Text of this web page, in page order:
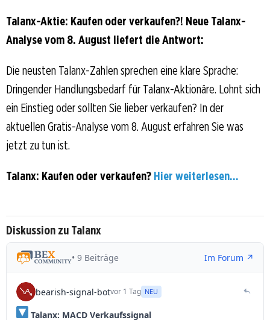
Talanx-Aktie: Kaufen oder verkaufen?! Neue Talanx-
Analyse vom 8. August liefert die Antwort:
Die neusten Talanx-Zahlen sprechen eine klare Sprache:
Dringender Handlungsbedarf für Talanx-Aktionäre. Lohnt sich
ein Einstieg oder sollten Sie lieber verkaufen? In der
aktuellen Gratis-Analyse vom 8. August erfahren Sie was
jetzt zu tun ist.
Talanx: Kaufen oder verkaufen? Hier weiterlesen...
Diskussion zu Talanx